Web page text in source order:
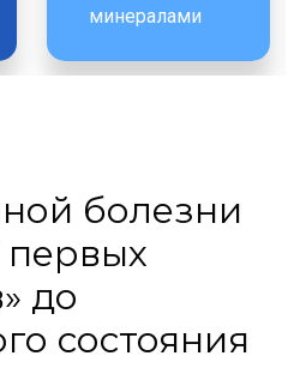
минералами
болезни
первых
до
состояния